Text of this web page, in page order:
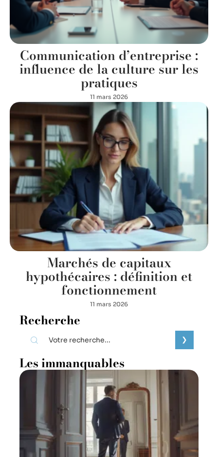
Communication d’entreprise :
influence de la culture sur les
pratiques
11 mars 2026
Marchés de capitaux
hypothécaires : définition et
fonctionnement
11 mars 2026
Recherche
Les immanquables